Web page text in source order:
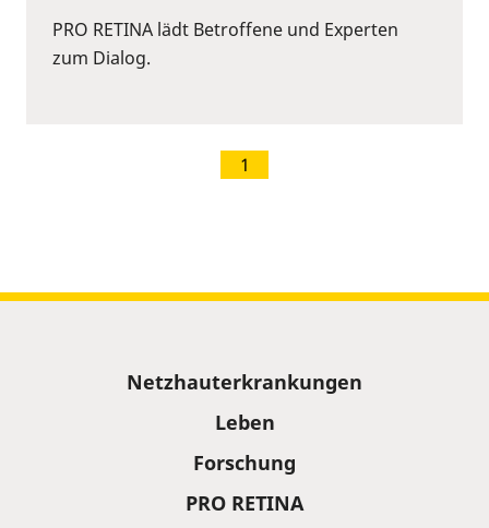
PRO RETINA lädt Betroffene und Experten
zum Dialog.
1
Netzhauterkrankungen
Leben
Forschung
PRO RETINA